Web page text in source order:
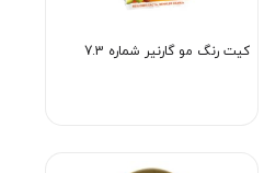
کیت رنگ مو گارنیر شماره 7.3